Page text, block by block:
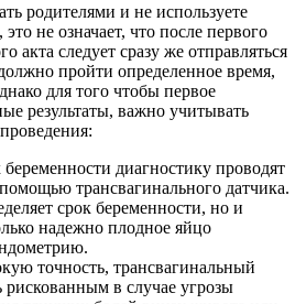
родителями и не используете
не означает, что после первого
акта следует сразу же отправляться
пройти определенное время,
для того чтобы первое
результаты, важно учитывать
диагностику проводят
трансвагинального датчика.
срок беременности, но и
надежно плодное яйцо
точность, трансвагинальный
в случае угрозы